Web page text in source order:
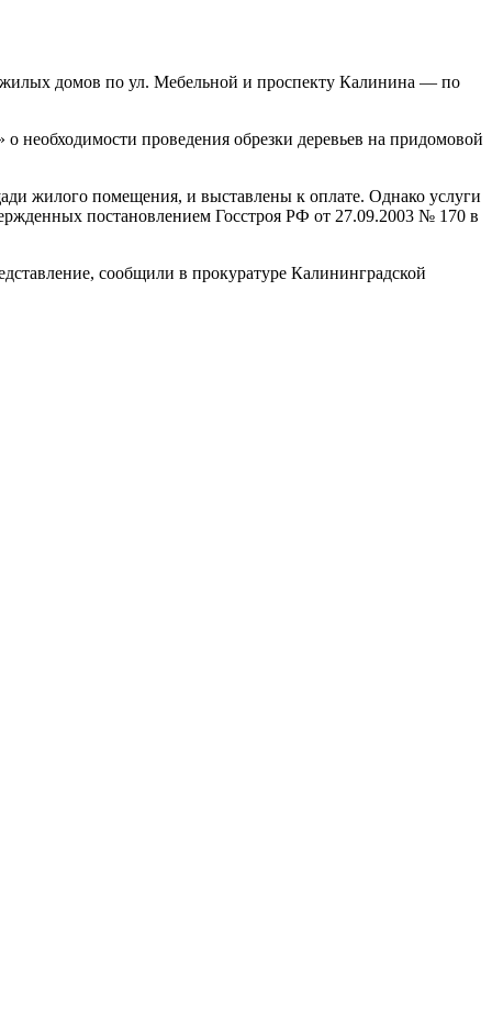
домов по ул. Мебельной и проспекту Калинина — по
необходимости проведения обрезки деревьев на придомовой
жилого помещения, и выставлены к оплате. Однако услуги
постановлением Госстроя РФ от 27.09.2003 № 170 в
сообщили в прокуратуре Калининградской